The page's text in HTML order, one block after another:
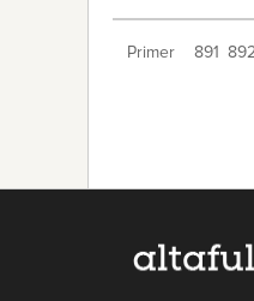
Primer 891
905 906 907 908